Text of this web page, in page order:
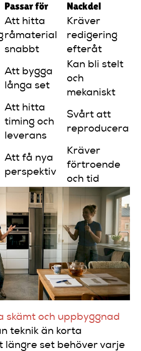
Passar för Nackdel
Att hitta
råmaterial
snabbt
Kräver
redigering
efteråt
Att bygga
långa set
Kan bli stelt
och
mekaniskt
Att hitta
timing och
leverans
Svårt att
reproducera
Att få nya
perspektiv
Kräver
förtroende
och tid
skämt och uppbyggnad
teknik än korta
längre set behöver varje